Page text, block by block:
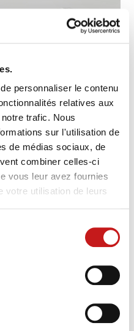
personnaliser le contenu
relatives aux
trafic. Nous
sur l'utilisation de
de médias sociaux, de
combiner celles-ci
vous leur avez fournies
votre utilisation de leurs
de scie
des lames de scie à
certainement le
ultérieure
avec lame de
prête à l’emploi
de dents, pour